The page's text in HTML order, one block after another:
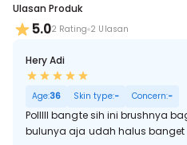
Ulasan Produk
5.02 Rating 2 Ulasan
Hery Adi
Age:36 Skin type:- Concern:-
Polllll bangte sih ini brushnya
bulunya aja udah halus banget